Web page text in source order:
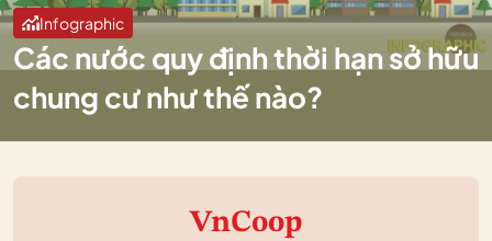
Infographic
Các nước quy định thời hạn sở hữu
chung cư như thế nào?
VnCoop